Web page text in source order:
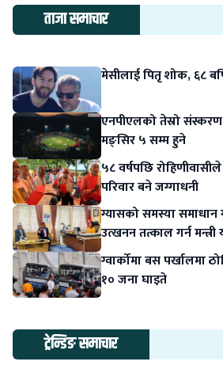
ताजा समाचार
मेसीलाई पितृ शोक, ६८
एनपीएलको तेस्रो
मङ्सिर ५ सम्म हुने
५८ वर्षपछि
परिवार बने जग्गाधनी
ग्यासको समस्या
उत्खनन तत्काल गर्न
ग्वार्कोमा बस पर्खालमा
१० जना घाइते
ट्रेन्डिङ समाचार